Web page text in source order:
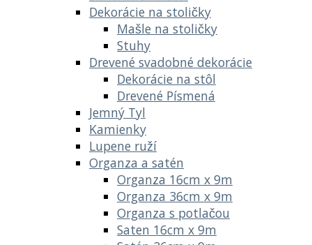
Dekorácie na stoličky
Mašle na stoličky
Stuhy
Drevené svadobné dekorácie
Dekorácie na stôl
Drevené Písmená
Jemný Tyl
Kamienky
Lupene ruží
Organza a satén
Organza 16cm x 9m
Organza 36cm x 9m
Organza s potlačou
Saten 16cm x 9m